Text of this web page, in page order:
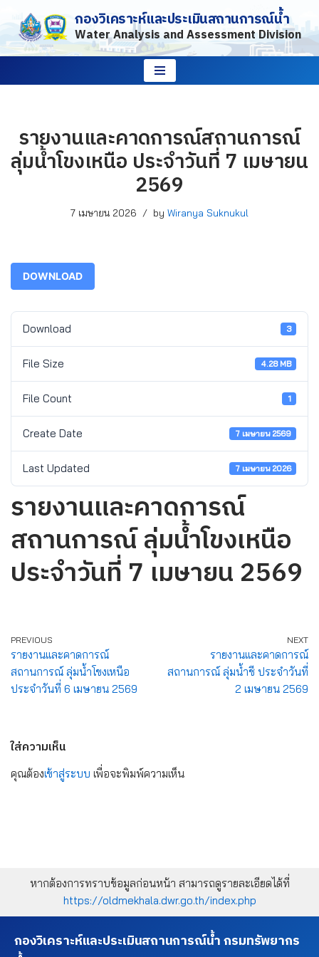
Skip
to
กองวิเคราะห์และประเมินสถานการณ์น้ำ
Water Analysis and Assessment Division
รายงานและคาดการณ์สถานการณ์
ลุ่มน้ำโขงเหนือ ประจำวันที่ 7 เมษายน
2569
7 เมษายน 2026 by Wiranya Suknukul
DOWNLOAD
Download 3
File Size 4.28 MB
File Count 1
Create Date 7 เมษายน 2569
Last Updated 7 เมษายน 2026
รายงานและคาดการณ์
สถานการณ์ ลุ่มน้ำโขงเหนือ
ประจำวันที่ 7 เมษายน 2569
PREVIOUS
รายงานและคาดการณ์
สถานการณ์ ลุ่มน้ำโขงเหนือ
ประจำวันที่ 6 เมษายน 2569
NEXT
รายงานและคาดการณ์
สถานการณ์ ลุ่มน้ำชี ประจำวันที่
2 เมษายน 2569
ใส่ความเห็น
คุณต้องเข้าสู่ระบบ เพื่อจะพิมพ์ความเห็น
หากต้องการทราบข้อมูลก่อนหน้า สามารถดูรายละเอียดได้ที่
https://oldmekhala.dwr.go.th/index.php
กองวิเคราะห์และประเมินสถานการณ์น้ำ กรมทรัพยากร